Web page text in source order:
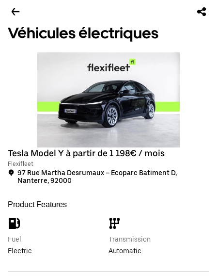
Véhicules électriques
Tesla Model Y à partir de 1 198€ / mois
Flexifleet
97 Rue Martha Desrumaux – Ecoparc Batiment D,
Nanterre, 92000
Product Features
Fuel
Electric
Transmission
Automatic